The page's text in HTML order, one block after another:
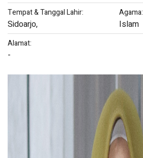
Tempat & Tanggal Lahir:
Sidoarjo,
Agama:
Islam
Alamat:
-